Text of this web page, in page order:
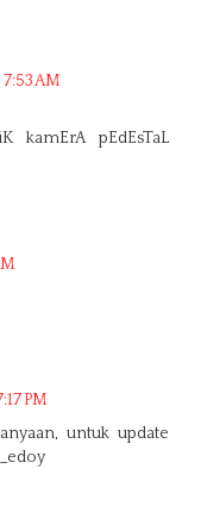
AM
kamErA pEdEsTaL
PM
untuk update